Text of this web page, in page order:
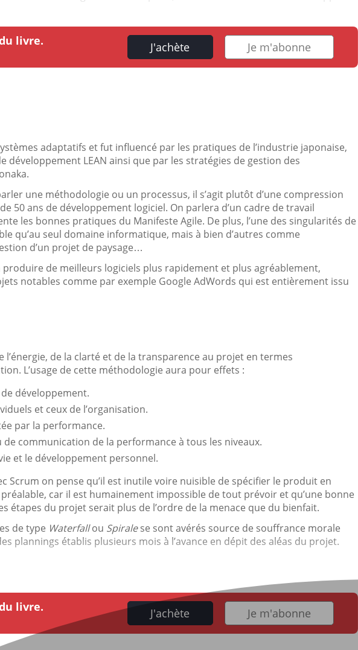
livre.
J'achète Je m'abonne
adaptatifs et fut influencé par les pratiques de l’industrie japonaise,
développement LEAN ainsi que par les stratégies de gestion des
une méthodologie ou un processus, il s’agit plutôt d’une compression
50 ans de développement logiciel. On parlera d’un cadre de travail
les bonnes pratiques du Manifeste Agile. De plus, l’une des singularités de
qu’au seul domaine informatique, mais à bien d’autres comme
d’un projet de paysage…
produire de meilleurs logiciels plus rapidement et plus agréablement,
notables comme par exemple Google AdWords qui est entièrement issu
de la clarté et de la transparence au projet en termes
L’usage de cette méthodologie aura pour effets :
développement.
et ceux de l’organisation.
par la performance.
communication de la performance à tous les niveaux.
et le développement personnel.
Scrum on pense qu’il est inutile voire nuisible de spécifier le produit en
car il est humainement impossible de tout prévoir et qu’une bonne
étapes du projet serait plus de l’ordre de la menace que du bienfait.
de type Waterfallou Spiralese sont avérés source de souffrance morale
plannings établis plusieurs mois à l’avance en dépit des aléas du projet.
livre.
J'achète Je m'abonne